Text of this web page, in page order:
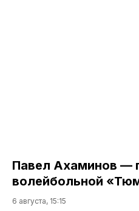
Павел Ахаминов —
волейбольной
6 августа, 15:15